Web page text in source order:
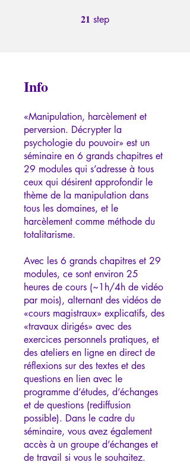
21 step
Info
«Manipulation, harcèlement et
perversion. Décrypter la
psychologie du pouvoir» est un
séminaire en 6 grands chapitres et
29 modules qui s’adresse à tous
ceux qui désirent approfondir le
thème de la manipulation dans
tous les domaines, et le
harcèlement comme méthode du
totalitarisme.
Avec les 6 grands chapitres et 29
modules, ce sont environ 25
heures de cours (~1h/4h de vidéo
par mois), alternant des vidéos de
«cours magistraux» explicatifs, des
«travaux dirigés» avec des
exercices personnels pratiques, et
des ateliers en ligne en direct de
réflexions sur des textes et des
questions en lien avec le
programme d’études, d’échanges
et de questions (rediffusion
possible). Dans le cadre du
séminaire, vous avez également
accès à un groupe d’échanges et
de travail si vous le souhaitez.